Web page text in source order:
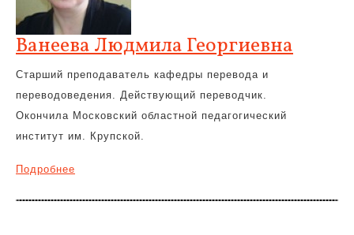
Ванеева Людмила Георгиевна
Старший преподаватель кафедры перевода и
переводоведения. Действующий переводчик.
Окончила Московский областной педагогический
институт им. Крупской.
Подробнее